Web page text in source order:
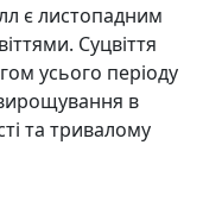
є листопадним
Суцвіття
усього періоду
в
та тривалому